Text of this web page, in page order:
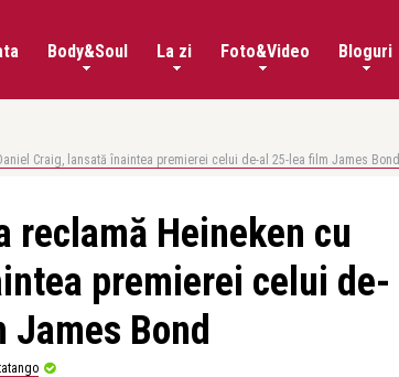
Body&Soul La zi Foto&Video Bloguri
Craig, lansată înaintea premierei celui de-al 25-lea film James Bond
reclamă Heineken cu
premierei celui de-
Bond